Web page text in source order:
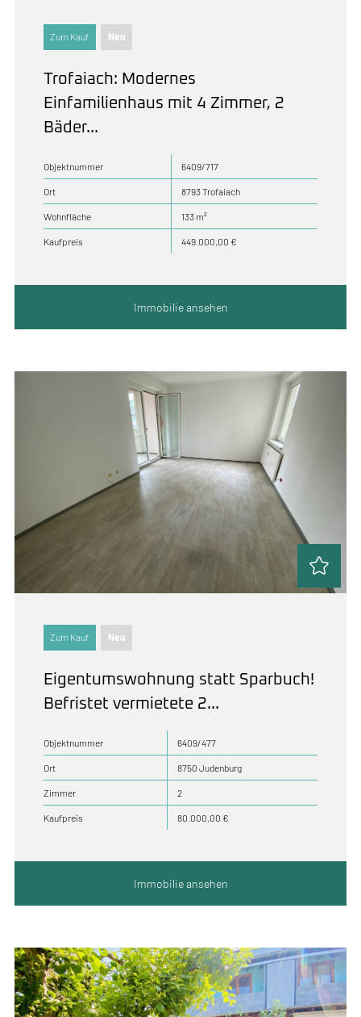
Zum Kauf Neu
Trofaiach: Modernes
Einfamilienhaus mit 4 Zimmer, 2
Bäder...
Objektnummer 6409/717
Ort 8793 Trofaiach
Wohnfläche 133 m²
Kaufpreis 449.000,00 €
Immobilie ansehen
Zum Kauf Neu
Eigentumswohnung statt Sparbuch!
Befristet vermietete 2...
Objektnummer 6409/477
Ort 8750 Judenburg
Zimmer 2
Kaufpreis 80.000,00 €
Immobilie ansehen